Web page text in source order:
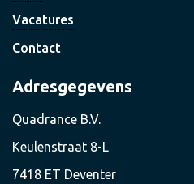
Vacatures
Contact
Adresgegevens
Quadrance B.V.
Keulenstraat 8-L
7418 ET Deventer